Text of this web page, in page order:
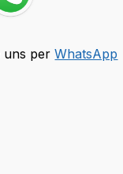
uns perWhatsApp